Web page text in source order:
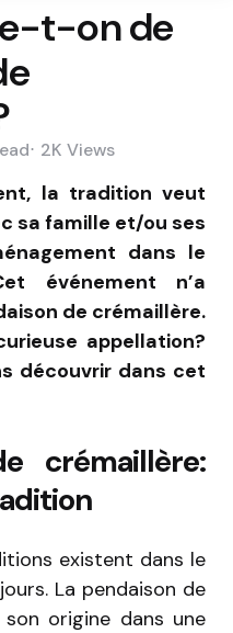
t-on de
2K Views
la tradition veut
sa famille et/ou ses
dans le
événement n’a
de crémaillère.
appellation?
découvrir dans cet
crémaillère:
existent dans le
La pendaison de
origine dans une